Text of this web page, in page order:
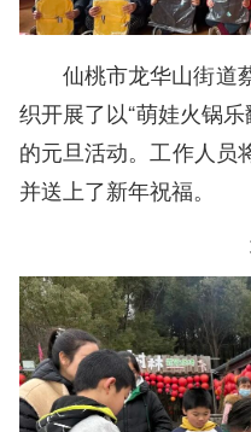
仙桃市龙华山街道
织开展了以“萌娃火锅
的元旦活动。工作人员
并送上了新年祝福。